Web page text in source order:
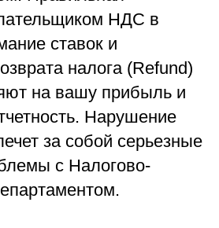
НДС в
ставок и
налога (Refund)
на вашу прибыль и
Нарушение
за собой серьезные
с Налогово-